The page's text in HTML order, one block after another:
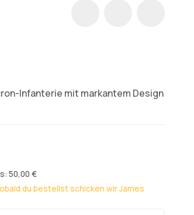
Infanterie mit markantem Design
50,00 €
du bestellst schicken wir James